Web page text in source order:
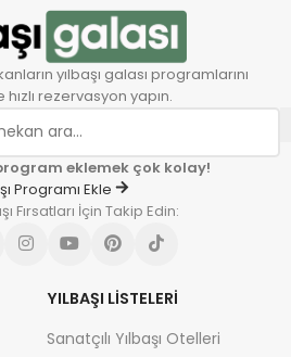
yılbaşı galası programlarını
rezervasyon yapın.
eklemek çok kolay!
Programı Ekle
Fırsatları İçin Takip Edin:
YILBAŞI LISTELERI
Sanatçılı Yılbaşı Otelleri